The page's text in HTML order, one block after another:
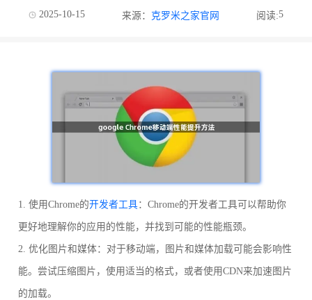
2025-10-15 来源： 克罗米之家官网 阅读:5
1. 使用Chrome的开发者工具：Chrome的开发者工具可以帮助你
更好地理解你的应用的性能，并找到可能的性能瓶颈。
2. 优化图片和媒体：对于移动端，图片和媒体加载可能会影响性
能。尝试压缩图片，使用适当的格式，或者使用CDN来加速图片
的加载。